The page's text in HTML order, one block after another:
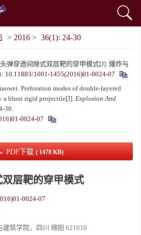
> 2016 > 36(1): 24-30
弹穿透间隙式双层靶的穿甲模式[J]. 爆炸与
10.11883/1001-1455(2016)01-0024-07
Perforation modes of double-layered
a blunt rigid projectile[J]. Explosion And
30.
0024-07
PDF下载 ( 1478 KB)
层靶的穿甲模式
0024-07
筑学院，四川 绵阳 621010